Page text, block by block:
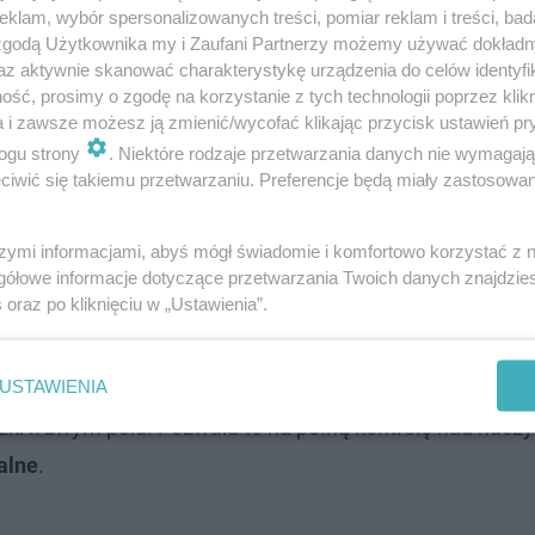
pani Małgorzaty Bok została całkowicie
4 godziny i 57 minut,organ przebywał w stanie
„back table”. Dopiero po precyzyjnym i
do jamy brzusznej tej samej pacjentki.
ex situ, łączącej onkologię z transplantologią. Dzięki
polu. Pozwala to na pełną kontrolę nad
.
wybór spersonalizowanych treści, pomiar reklam i treści,
Użytkownika my i Zaufani Partnerzy możemy używać
aktywnie skanować charakterystykę urządzenia do celów
prosimy o zgodę na korzystanie z tych technologii poprzez
i zawsze możesz ją zmienić/wycofać klikając przycisk ustawień
strony
. Niektóre rodzaje przetwarzania danych nie
się takiemu przetwarzaniu. Preferencje będą miały
informacjami, abyś mógł świadomie i komfortowo korzystać z
informacje dotyczące przetwarzania Twoich danych
oraz po kliknięciu w „Ustawienia”.
USTAWIENIA